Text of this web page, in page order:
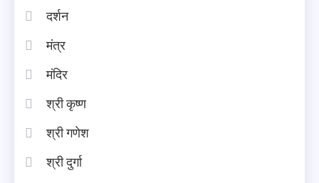
दर्शन
मंत्र
मंदिर
श्री कृष्ण
श्री गणेश
श्री दुर्गा